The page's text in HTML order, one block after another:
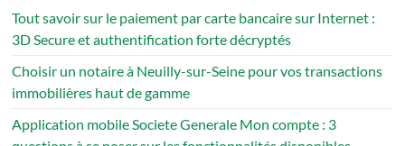
Tout savoir sur le paiement par carte bancaire sur Internet :
3D Secure et authentification forte décryptés
Choisir un notaire à Neuilly-sur-Seine pour vos transactions
immobilières haut de gamme
Application mobile Societe Generale Mon compte : 3